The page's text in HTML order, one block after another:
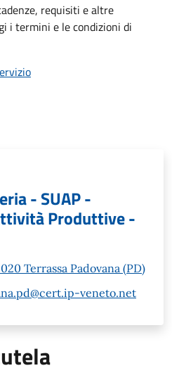
requisiti e altre
i termini e le condizioni di
- SUAP -
Produttive -
Terrassa Padovana (PD)
veneto.net